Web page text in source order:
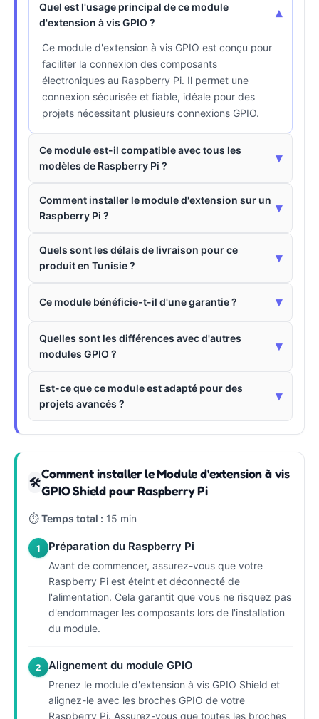
Quel est l'usage principal de ce module
d'extension à vis GPIO ?
▾
Ce module d'extension à vis GPIO est conçu pour
faciliter la connexion des composants
électroniques au Raspberry Pi. Il permet une
connexion sécurisée et fiable, idéale pour des
projets nécessitant plusieurs connexions GPIO.
Ce module est-il compatible avec tous les
modèles de Raspberry Pi ?
▾
Comment installer le module d'extension sur un
Raspberry Pi ?
▾
Quels sont les délais de livraison pour ce
produit en Tunisie ?
▾
Ce module bénéficie-t-il d'une garantie ? ▾
Quelles sont les différences avec d'autres
modules GPIO ?
▾
Est-ce que ce module est adapté pour des
projets avancés ?
▾
🛠
Comment installer le Module d'extension à vis
GPIO Shield pour Raspberry Pi
⏱Temps total : 15 min
1 Préparation du Raspberry Pi
Avant de commencer, assurez-vous que votre
Raspberry Pi est éteint et déconnecté de
l'alimentation. Cela garantit que vous ne risquez pas
d'endommager les composants lors de l'installation
du module.
2 Alignement du module GPIO
Prenez le module d'extension à vis GPIO Shield et
alignez-le avec les broches GPIO de votre
Raspberry Pi. Assurez-vous que toutes les broches